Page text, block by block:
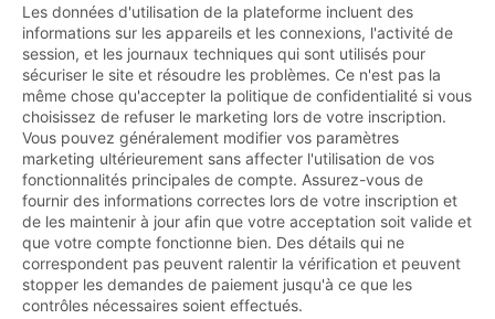
Les données d'utilisation de la plateforme incluent des
informations sur les appareils et les connexions, l'activité de
session, et les journaux techniques qui sont utilisés pour
sécuriser le site et résoudre les problèmes. Ce n'est pas la
même chose qu'accepter la politique de confidentialité si vous
choisissez de refuser le marketing lors de votre inscription.
Vous pouvez généralement modifier vos paramètres
marketing ultérieurement sans affecter l'utilisation de vos
fonctionnalités principales de compte. Assurez-vous de
fournir des informations correctes lors de votre inscription et
de les maintenir à jour afin que votre acceptation soit valide et
que votre compte fonctionne bien. Des détails qui ne
correspondent pas peuvent ralentir la vérification et peuvent
stopper les demandes de paiement jusqu'à ce que les
contrôles nécessaires soient effectués.